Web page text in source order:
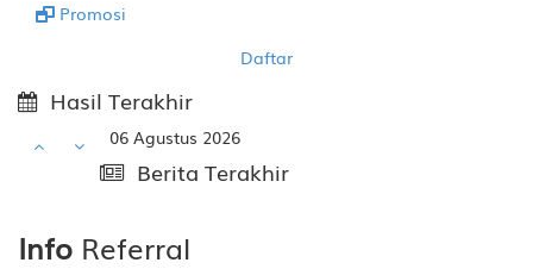
Promosi
Daftar
Hasil Terakhir
06 Agustus 2026
Berita Terakhir
Info Referral